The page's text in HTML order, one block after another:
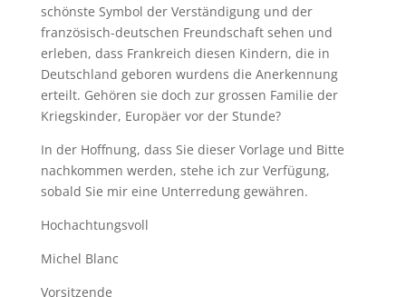
schönste Symbol der Verständigung und der
französisch-deutschen Freundschaft sehen und
erleben, dass Frankreich diesen Kindern, die in
Deutschland geboren wurdens die Anerkennung
erteilt. Gehören sie doch zur grossen Familie der
Kriegskinder, Europäer vor der Stunde?
In der Hoffnung, dass Sie dieser Vorlage und Bitte
nachkommen werden, stehe ich zur Verfügung,
sobald Sie mir eine Unterredung gewähren.
Hochachtungsvoll
Michel Blanc
Vorsitzende